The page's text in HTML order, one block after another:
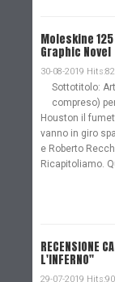
Moleskine
Graphic Novel
30-08-2019
Sottotitolo:
compreso)
Houston il
vanno in giro
e Roberto
Ricapitoliamo.
RECENSIONE
L'INFERNO"
29-07-2019